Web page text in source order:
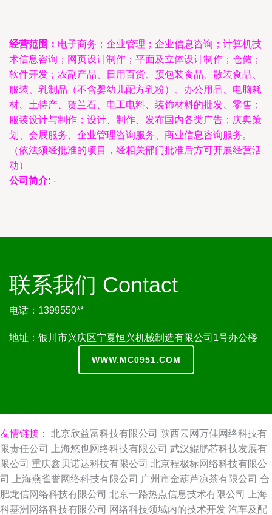
经营范围： 电子商务；企业管理；企业信息咨询；计算机技
术信息咨询；网页设计制作；平面及立体设计制作；仓储；
软件开发；农副产品、日用百货、预包装食品、散装食品、
服装、乳制品（不含婴幼儿配方乳粉）、办公用品、电脑耗
材、土特产、贺兰石、电工电料、装饰材料的批发、零售；
服装设计与制作；设计、制作、发布国内各类广告；庆典策
划、会展服务、企业管理咨询服务、商业信息咨询服务。
（依法须经批准的项目，经相关部门批准后方可开展经营活
动）
公司简介: -
联系我们 Contact
电话：1399550**
地址：银川市兴庆区宁夏恒兴机械制造有限公司1号办公楼
WWW.MC0951.COM
友情链接： 北京欣益富科技有限公司 陕西云网万佳网络科技有
限责任公司
上海悠也网络科技有限公司 武汉鲲鹏芯科技发展有
限公司 重庆鑫贝诺达科技有限公司 北京程极标网络科技有限公
司
上海燕雀誉网络科技有限公司 广州市金葫芦凉茶有限公司 合
肥龙信网络科技有限公司 北京一路热点信息技术有限公司
上海
科基洲网络科技有限公司 网络科技领域内的技术开发 汽车及配